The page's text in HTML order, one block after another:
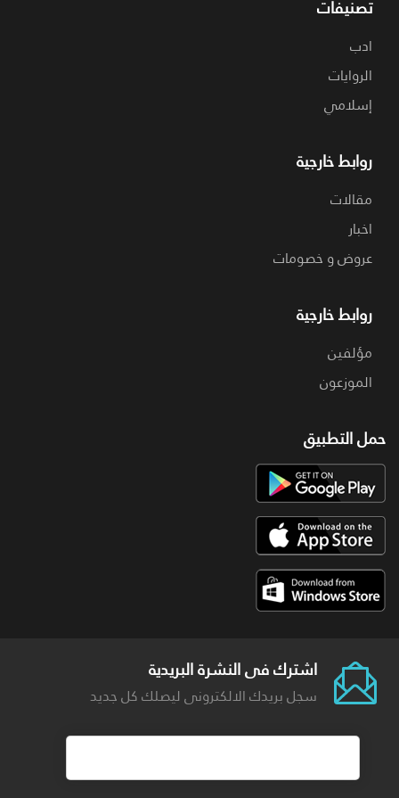
تصنيفات
ادب
الروايات
إسلامي
روابط خارجية
مقالات
اخبار
عروض و خصومات
روابط خارجية
مؤلفين
الموزعون
حمل التطبيق
اشترك فى النشرة البريدية
سجل بريدك الالكترونى ليصلك كل جديد